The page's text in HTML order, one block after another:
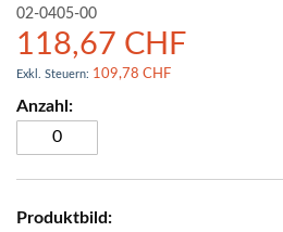
02-0405-00
118,67 CHF
109,78 CHF